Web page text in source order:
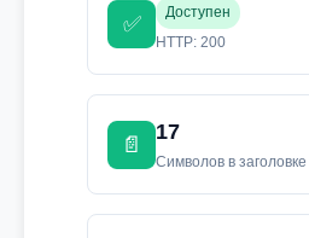
✅
Доступен
HTTP: 200
📄
17
Символов в заголовке